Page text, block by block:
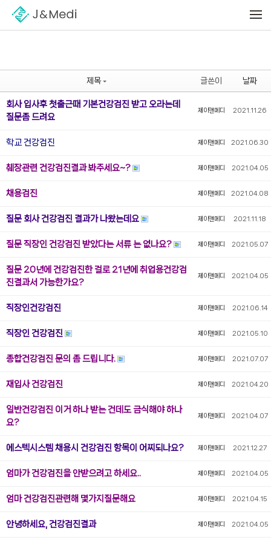
제목 글쓴이 날짜
회사 입사후 첫출근때 기본건강검진 받고 오라는데
질문좀 드려요
제이앤메디 2021.11.26
학교 건강검진 제이앤메디 2021.06.30
췌장관련 건강검진결과 봐주세요~? 제이앤메디 2021.04.05
채용검진 제이앤메디 2021.04.08
질문 회사 건강검진 결과가 나왔는데요 제이앤메디 2021.11.18
질문 직장인 건강검진 받았다는 서류 는 없나요? 제이앤메디 2021.05.07
질문 20년에 건강검진한 걸로 21년에 취업용건강검
진결과서 가능한가요?
제이앤메디 2021.04.05
직장인건강검진 제이앤메디 2021.06.14
직장인 건강검진 제이앤메디 2021.05.10
종합건강검진 문의 좀 드립니다. 제이앤메디 2021.07.07
재입사 건강검진 제이앤메디 2021.04.20
일반건강검진 이거 하나 받는 건데도 금식해야 하나
요?
제이앤메디 2021.04.07
에스텍시스템 채용시 건강검진 항목이 어찌되나요? 제이앤메디 2021.12.27
엄마가 건강검진을 안받으려고 하세요.. 제이앤메디 2021.04.05
엄마 건강검진관련해 몇가지질문해요 제이앤메디 2021.04.15
안녕하세요, 건강검진결과 제이앤메디 2021.04.05